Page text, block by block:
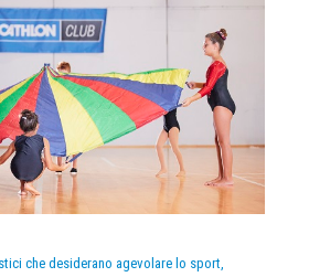
che desiderano agevolare lo sport,